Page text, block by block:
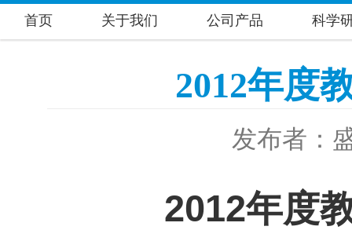
首页 关于我们 公司产品 科学
2012年度
发布者：
2012年度